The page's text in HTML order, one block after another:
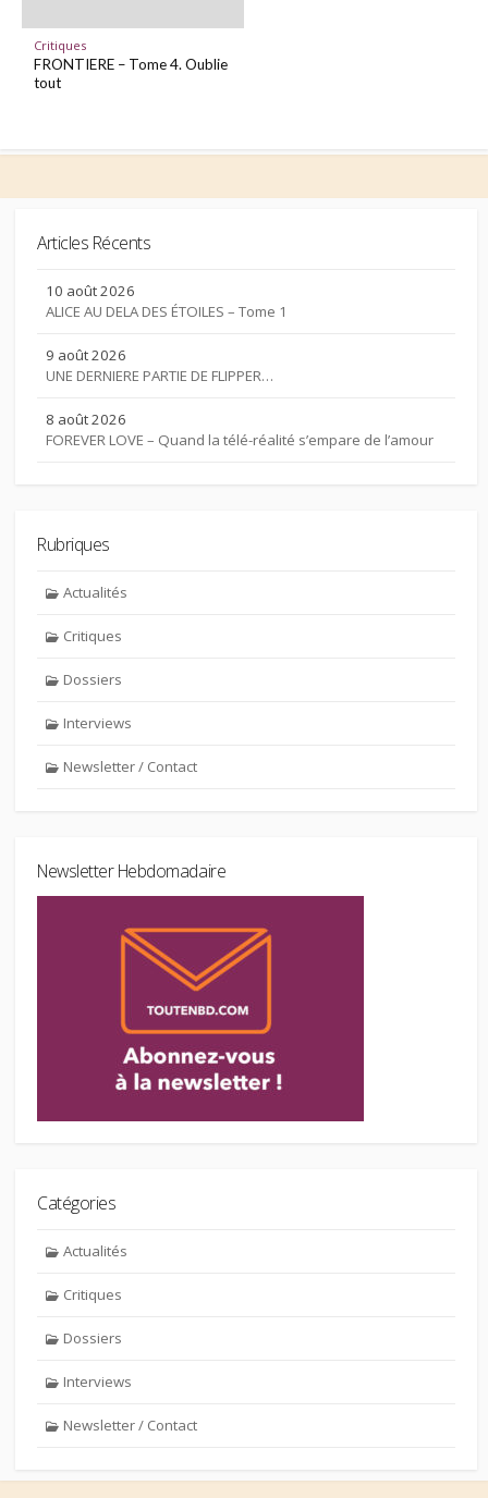
Critiques
FRONTIERE – Tome 4. Oublie
tout
Articles Récents
10 août 2026
ALICE AU DELA DES ÉTOILES – Tome 1
9 août 2026
UNE DERNIERE PARTIE DE FLIPPER…
8 août 2026
FOREVER LOVE – Quand la télé-réalité s’empare de l’amour
Rubriques
Actualités
Critiques
Dossiers
Interviews
Newsletter / Contact
Newsletter Hebdomadaire
Catégories
Actualités
Critiques
Dossiers
Interviews
Newsletter / Contact